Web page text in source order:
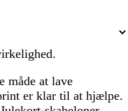
måde at lave
er klar til at hjælpe.